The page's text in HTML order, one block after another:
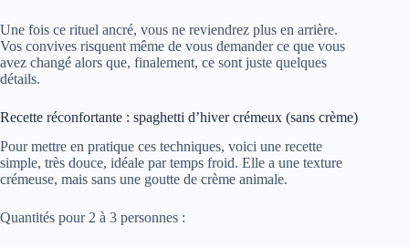
Une fois ce rituel ancré, vous ne reviendrez plus en arrière.
Vos convives risquent même de vous demander ce que vous
avez changé alors que, finalement, ce sont juste quelques
détails.
Recette réconfortante : spaghetti d’hiver crémeux (sans crème)
Pour mettre en pratique ces techniques, voici une recette
simple, très douce, idéale par temps froid. Elle a une texture
crémeuse, mais sans une goutte de crème animale.
Quantités pour 2 à 3 personnes :